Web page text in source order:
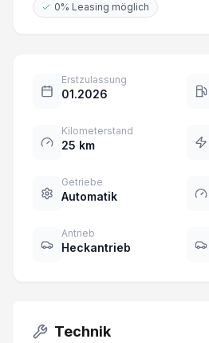
0% Leasing möglich
Erstzulassung
01.2026
Kilometerstand
25 km
Getriebe
Automatik
Antrieb
Heckantrieb
Technik